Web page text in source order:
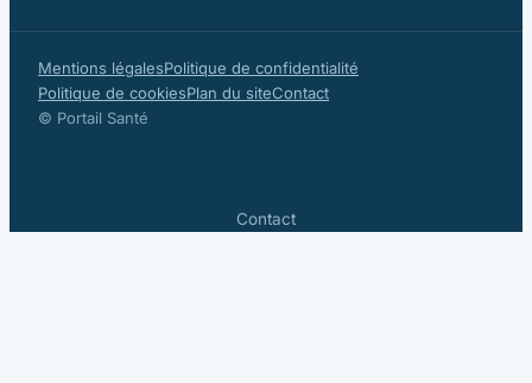
Mentions légalesPolitique de confidentialité
Politique de cookiesPlan du siteContact
© Portail Santé
Contact